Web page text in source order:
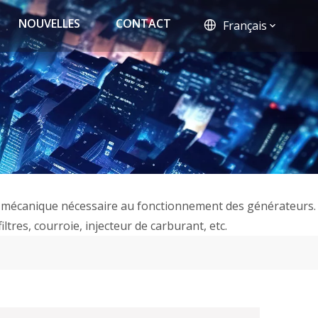
NOUVELLES CONTACT Français
nécessaire au fonctionnement des générateurs.
courroie, injecteur de carburant, etc.